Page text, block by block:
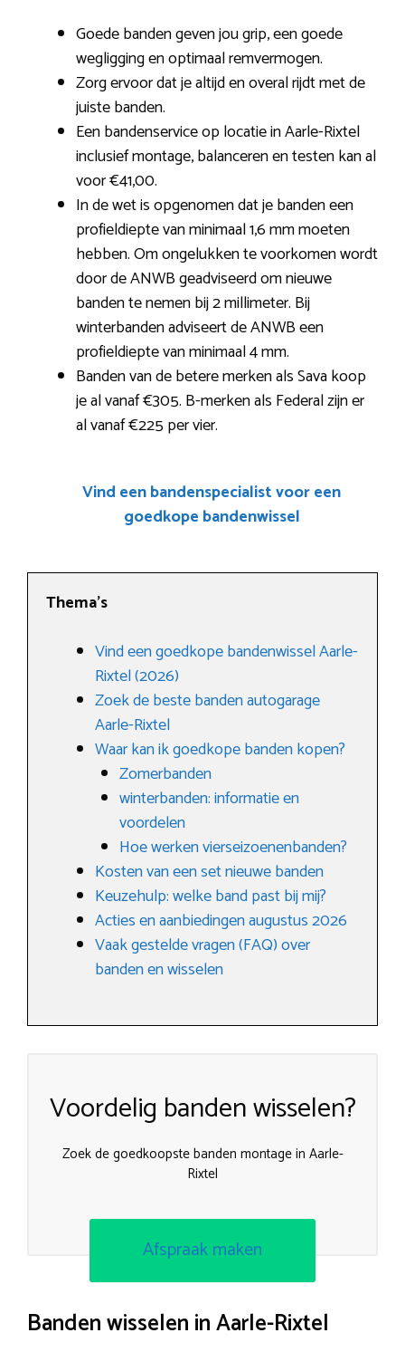
Goede banden geven jou grip, een goede
wegligging en optimaal remvermogen.
Zorg ervoor dat je altijd en overal rijdt met de
juiste banden.
Een bandenservice op locatie in Aarle-Rixtel
inclusief montage, balanceren en testen kan al
voor €41,00.
In de wet is opgenomen dat je banden een
profieldiepte van minimaal 1,6 mm moeten
hebben. Om ongelukken te voorkomen wordt
door de ANWB geadviseerd om nieuwe
banden te nemen bij 2 millimeter. Bij
winterbanden adviseert de ANWB een
profieldiepte van minimaal 4 mm.
Banden van de betere merken als Sava koop
je al vanaf €305. B-merken als Federal zijn er
al vanaf €225 per vier.
Vind een bandenspecialist voor een
goedkope bandenwissel
Thema’s
Vind een goedkope bandenwissel Aarle-
Rixtel (2026)
Zoek de beste banden autogarage
Aarle-Rixtel
Waar kan ik goedkope banden kopen?
Zomerbanden
winterbanden: informatie en
voordelen
Hoe werken vierseizoenenbanden?
Kosten van een set nieuwe banden
Keuzehulp: welke band past bij mij?
Acties en aanbiedingen augustus 2026
Vaak gestelde vragen (FAQ) over
banden en wisselen
Voordelig banden wisselen?
Zoek de goedkoopste banden montage in Aarle-
Rixtel
Afspraak maken
Banden wisselen in Aarle-Rixtel